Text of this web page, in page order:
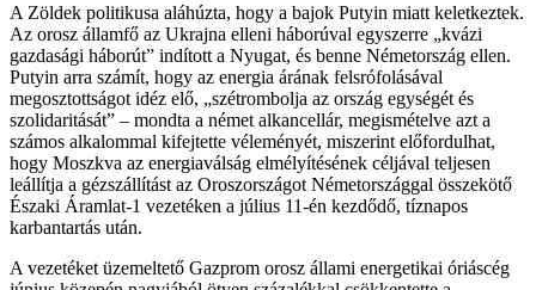
A Zöldek politikusa aláhúzta, hogy a bajok Putyin miatt keletkeztek.
Az orosz államfő az Ukrajna elleni háborúval egyszerre „kvázi
gazdasági háborút” indított a Nyugat, és benne Németország ellen.
Putyin arra számít, hogy az energia árának felsrófolásával
megosztottságot idéz elő, „szétrombolja az ország egységét és
szolidaritását” – mondta a német alkancellár, megismételve azt a
számos alkalommal kifejtette véleményét, miszerint előfordulhat,
hogy Moszkva az energiaválság elmélyítésének céljával teljesen
leállítja a gézszállítást az Oroszországot Németországgal összekötő
Északi Áramlat-1 vezetéken a július 11-én kezdődő, tíznapos
karbantartás után.
A vezetéket üzemeltető Gazprom orosz állami energetikai óriáscég